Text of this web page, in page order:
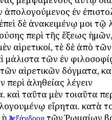
ἀπολογούμενος ἐν
δὲ ἀνακειμένῳ μοι τῷ
περὶ τῆς ἕξεως ἡμῶν,
αἱρετικοί, ὁτὲ δὲ ἀπὸ
μάλιστα τῶν ἐν
αἱρετικῶν δόγματα,
ἀληθείας λέγειν
καὶ ταῦτα μὲν τοιαῦτα
εἴρηται. κατὰ
τῶν Ῥωμαίων